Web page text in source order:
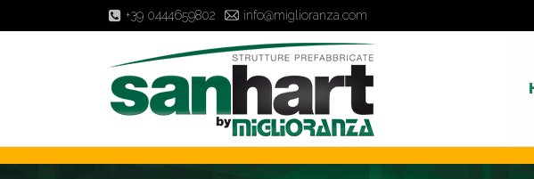
+39 0444659802 info@miglioranza.com